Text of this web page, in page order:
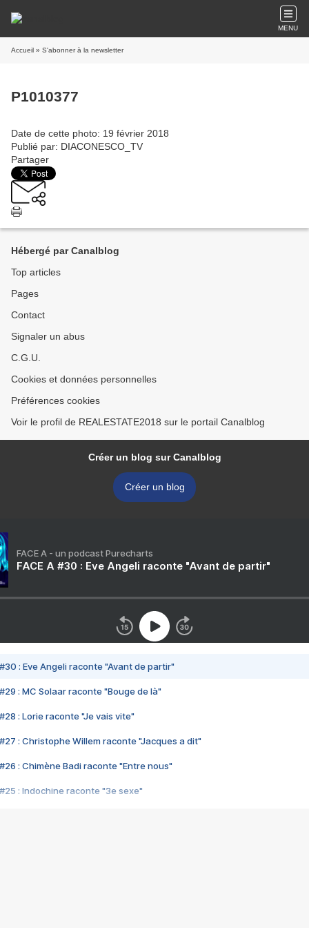
MENU
Accueil » S'abonner à la newsletter
P1010377
Date de cette photo: 19 février 2018
Publié par: DIACONESCO_TV
Partager
Hébergé par Canalblog
Top articles
Pages
Contact
Signaler un abus
C.G.U.
Cookies et données personnelles
Préférences cookies
Voir le profil de REALESTATE2018 sur le portail Canalblog
Créer un blog sur Canalblog
Créer un blog
FACE A - un podcast Purecharts
FACE A #30 : Eve Angeli raconte "Avant de partir"
#30 : Eve Angeli raconte "Avant de partir"
#29 : MC Solaar raconte "Bouge de là"
#28 : Lorie raconte "Je vais vite"
#27 : Christophe Willem raconte "Jacques a dit"
#26 : Chimène Badi raconte "Entre nous"
#25 : Indochine raconte "3e sexe"